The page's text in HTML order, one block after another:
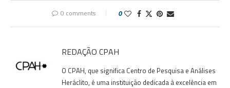
0 comments 0
REDAÇÃO CPAH
O CPAH, que significa Centro de Pesquisa e Análises
Heráclito, é uma instituição dedicada à excelência em